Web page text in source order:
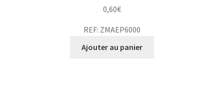
0,60€
REF: ZMAEP6000
Ajouter au panier